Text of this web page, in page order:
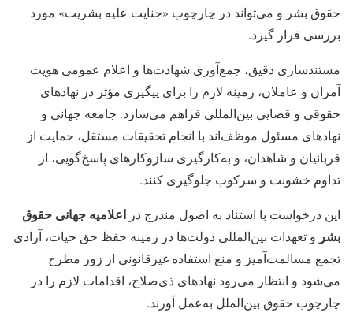
حقوق بشر و می‌تواند در چارچوب «جنایت علیه بشریت» مورد
بررسی قرار گیرد.
مستندسازی دقیق، جمع‌آوری شهادت‌ها و اعلام عمومی هویت
آمران و عاملان، زمینه لازم را برای پیگیری مؤثر در نهادهای
حقوقی و قضایی بین‌المللی فراهم می‌سازد. جامعه جهانی و
نهادهای مسئول موظف‌اند با انجام تحقیقات مستقل، حمایت از
قربانیان و شاهدان، و به‌کارگیری سازوکارهای پاسخ‌گویی، از
تداوم خشونت و سرکوب جلوگیری کنند.
این درخواست با استناد به اصول مندرج در اعلامیه جهانی حقوق
بشر و تعهدات بین‌المللی دولت‌ها در زمینه حفظ حق حیات، آزادی
تجمع مسالمت‌آمیز و منع استفاده غیرقانونی از زور مطرح
می‌شود و انتظار می‌رود نهادهای ذی‌صلاح، اقدامات لازم را در
چارچوب حقوق بین‌الملل به‌عمل آورند.